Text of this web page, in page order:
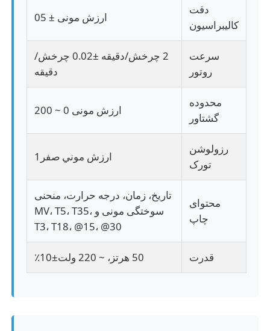
تجهیزات آزمایش مواد ساختمانی
تجهیزات آزمایش بسته بندی
تجهیزات آزمایش چسب
تست کننده سختی
دقت
کالیبراسیون
ارزش مونی ± 05
سرعت
روتور
2 چرخش/دقیقه ±0.02 چرخش/
دقیقه
محدوده
گشتاور
ارزش مونی 0 ~ 200
رزولوشن
تورک
ارزش موني صفر1
محتوای
چاپ
تاریخ، زمان، درجه حرارت، منحنی
سوختگی مونی و MV، T5، T35،
T3، T18، @15، @30
قدرت 50 هرتز، ~ 220 ولت±10٪